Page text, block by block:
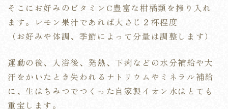
そこにお好みのビタミンC豊富な柑橘類を搾り入れ
ます。レモン果汁であれば大さじ２杯程度
（お好みや体調、季節によって分量は調整します）
運動の後、入浴後、発熱、下痢などの水分補給や大
汗をかいたとき失われるナトリウムやミネラル補給
に、生はちみつでつくった自家製イオン水はとても
重宝します。